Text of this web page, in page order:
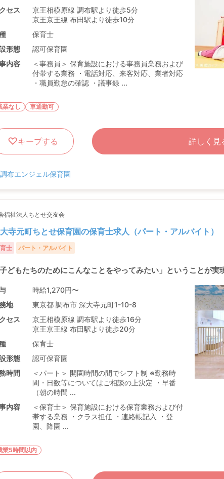
セス
京王相模原線 調布駅より徒歩5分
京王京王線 布田駅より徒歩10分
保育士
形態
認可保育園
内容
＜事務員＞ 保育施設における事務員業務および
付帯する業務 ・電話対応、来客対応、業者対応
・職員勤怠の確認 ・議事録 ...
業なし 車通勤可
キープする 詳しく見
調布エンジェル保育園
福祉法人ちとせ交友会
寺元町ちとせ保育園の保育士求人（パート・アルバイト）
士 パート・アルバイト
子どもたちのためにこんなことをやってみたい」ということが実
時給1,270円〜
地
東京都 調布市 深大寺元町1-10-8
セス
京王相模原線 調布駅より徒歩16分
京王京王線 布田駅より徒歩20分
保育士
形態
認可保育園
時間
＜パート＞ 開園時間の間でシフト制 ※勤務時
間・日数等についてはご相談の上決定 ・早番
（朝の時間 ...
内容
＜保育士＞ 保育施設における保育業務および付
帯する業務 ・クラス担任 ・連絡帳記入 ・登
園、降園 ...
業5時間以内